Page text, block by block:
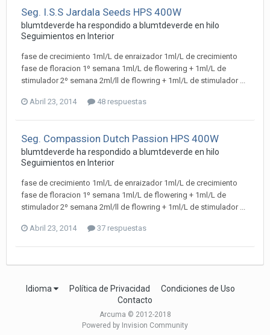
Seg. I.S.S Jardala Seeds HPS 400W
blumtdeverde ha respondido a blumtdeverde en hilo
Seguimientos en Interior
fase de crecimiento 1ml/L de enraizador 1ml/L de crecimiento
fase de floracion 1º semana 1ml/L de flowering + 1ml/L de
stimulador 2º semana 2ml/ll de flowring + 1ml/L de stimulador ...
Abril 23, 2014 48 respuestas
Seg. Compassion Dutch Passion HPS 400W
blumtdeverde ha respondido a blumtdeverde en hilo
Seguimientos en Interior
fase de crecimiento 1ml/L de enraizador 1ml/L de crecimiento
fase de floracion 1º semana 1ml/L de flowering + 1ml/L de
stimulador 2º semana 2ml/ll de flowring + 1ml/L de stimulador ...
Abril 23, 2014 37 respuestas
Idioma Política de Privacidad
Condiciones de Uso
Contacto
Arcuma © 2012-2018
Powered by Invision Community